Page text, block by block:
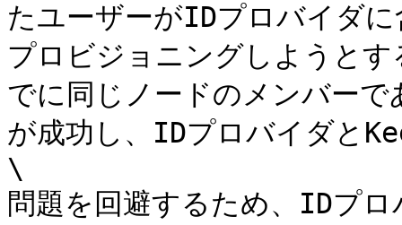
たユーザーがIDプロバイダ
プロビジョニングしようと
でに同じノードのメンバー
が成功し、IDプロバイダと
\
問題を回避するため、IDプ